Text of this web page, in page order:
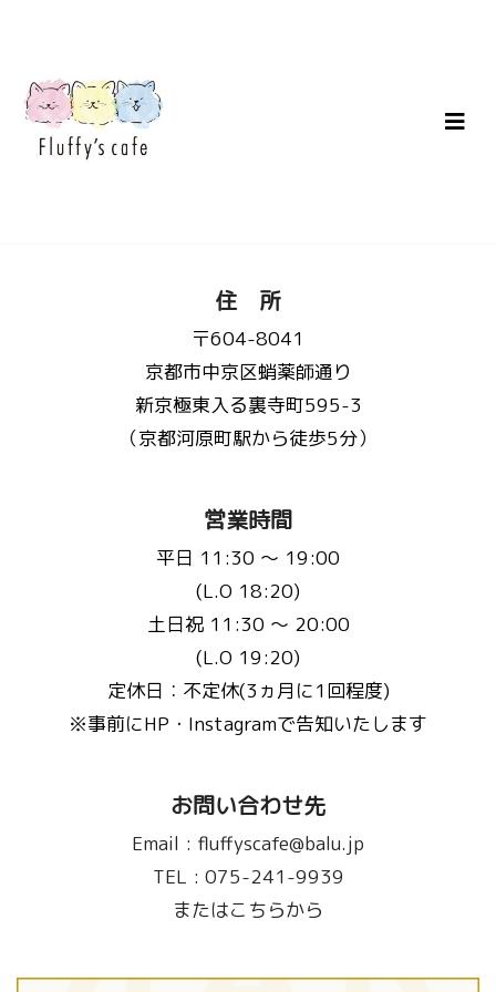
住 所
〒604-8041
京都市中京区蛸薬師通り
新京極東入る裏寺町595-3
（京都河原町駅から徒歩5分）
営業時間
平日 11:30 〜 19:00
(L.O 18:20)
土日祝 11:30 〜 20:00
(L.O 19:20)
定休日：不定休(3ヵ月に1回程度)
※事前にHP・Instagramで告知いたします
お問い合わせ先
Email : fluffyscafe@balu.jp
TEL : 075-241-9939
またはこちらから